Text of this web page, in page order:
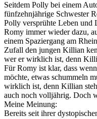
Seitdem Polly bei einem
fünfzehnjährige Schwester
Polly versprühte Leben und
Romy immer wieder dazu,
einem Spaziergang am
Zufall den jungen Killian
wer er wirklich ist, denn
Für Romy ist klar, dass
möchte, etwas schummeln
wirklich ist, denn Killian
auch noch volljährig. Doch
Meine Meinung:
Bereits seit ihrer